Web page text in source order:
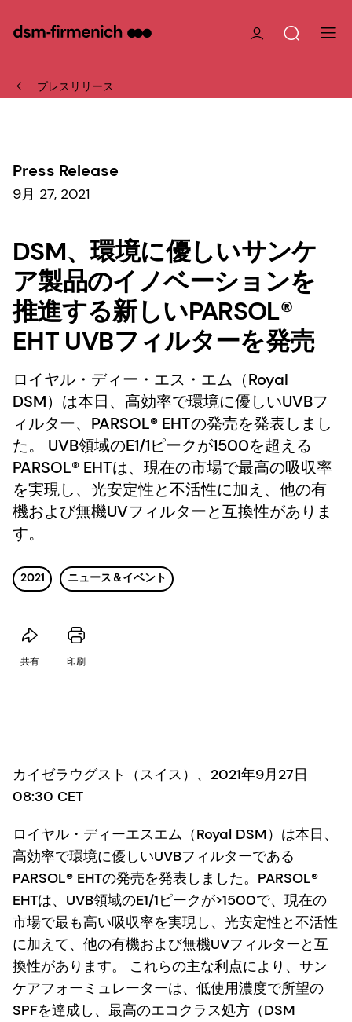
プレスリリース
Press Release
9月 27, 2021
DSM、環境に優しいサンケ
ア製品のイノベーションを
推進する新しいPARSOL®
EHT UVBフィルターを発売
ロイヤル・ディー・エス・エム（Royal
DSM）は本日、高効率で環境に優しいUVBフ
ィルター、PARSOL® EHTの発売を発表しまし
た。 UVB領域のE1/1ピークが1500を超える
PARSOL® EHTは、現在の市場で最高の吸収率
を実現し、光安定性と不活性に加え、他の有
機および無機UVフィルターと互換性がありま
す。
2021 ニュース＆イベント
共有 印刷
カイゼラウグスト（スイス）、2021年9月27日
08:30 CET
ロイヤル・ディーエスエム（Royal DSM）は本日、
高効率で環境に優しいUVBフィルターである
PARSOL® EHTの発売を発表しました。PARSOL®
EHTは、UVB領域のE1/1ピークが>1500で、現在の
市場で最も高い吸収率を実現し、光安定性と不活性
に加えて、他の有機および無機UVフィルターと互
換性があります。 これらの主な利点により、サン
ケアフォーミュレーターは、低使用濃度で所望の
SPFを達成し、最高のエコクラス処方（DSM